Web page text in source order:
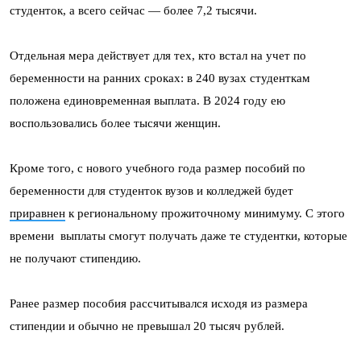
студенток, а всего сейчас — более 7,2 тысячи.
Отдельная мера действует для тех, кто встал на учет по
беременности на ранних сроках: в 240 вузах студенткам
положена единовременная выплата. В 2024 году ею
воспользовались более тысячи женщин.
Кроме того, с нового учебного года размер пособий по
беременности для студенток вузов и колледжей будет
приравнен к региональному прожиточному минимуму. С этого
времени выплаты смогут получать даже те студентки, которые
не получают стипендию.
Ранее размер пособия рассчитывался исходя из размера
стипендии и обычно не превышал 20 тысяч рублей.